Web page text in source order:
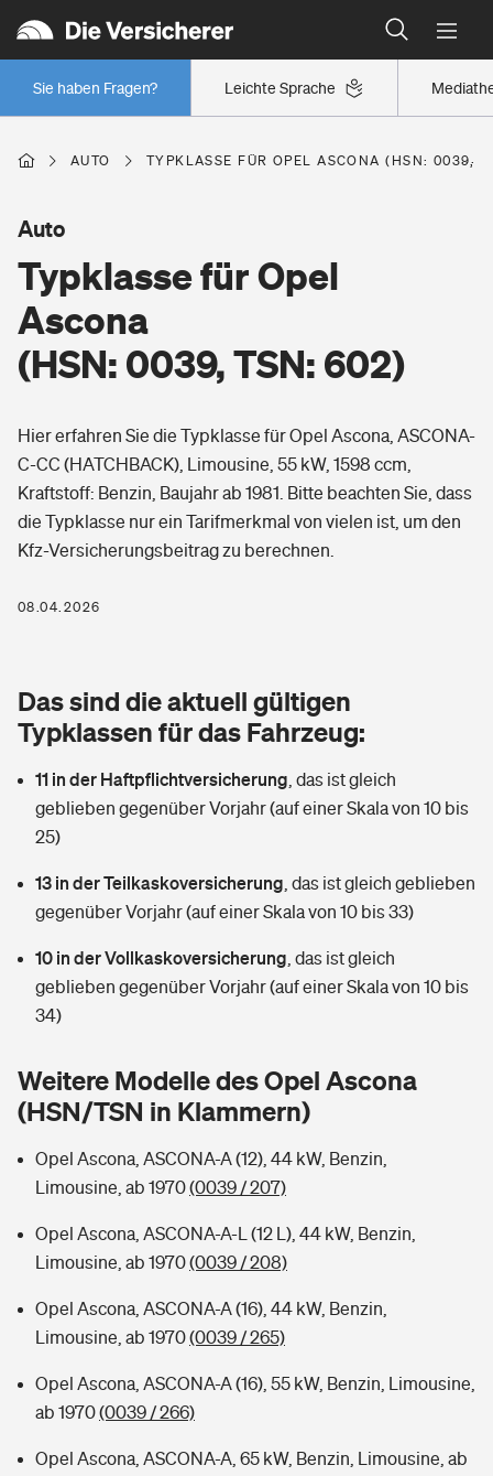
Leichte Sprache
Sie haben Fragen?
Wer versichert was: Jetzt Versicherer finden
Regionalklassen: So ist Ihre Region eingestuft
Wer versichert was: Jetzt Versicherer finden
Berufsunfähigkeitsversicherung
Arbeitsrechtsschutz
Berufshaftpflichtversicherung
Rentenrechner: Wie viel Geld bekomme ich im Alter?
Wer versichert was: Jetzt Versicherer finden
Sie haben Fragen?
Wohnen
Wohngebäudeversicherung
Hausratversicherung
Elementarversicherung
Photovoltaik
Wärmepumpen versichern
Vermieterrrechtsschutz
Mietkautionsversicherung
Restkreditversicherung
Zur Übersicht
Tools
Wer versichert was: Jetzt Versicherer finden
Sie haben Fragen?
Pri­vate Haft­pflicht­
Rechts­schutz­ver­si­che­rung
Kinderunfall­ver­si­che­rung
Reiseversicherung
Handyversicherung
Musikinstrumentenversicherung
Zur Übersicht
Tools
Kinderunfall-Check: Mehr Sicherheit für deine Kids
Sie haben Fragen?
Gesundheit
Private Krankenversicherung
Tierkrankenversicherung
Zur Übersicht
Sie haben Fragen?
AUTO TYPKLASSE FÜR OPEL ASCONA (HSN: 0039,
Typklasse für Opel
Ascona
(HSN: 0039, TSN: 602)
Auto
Hier erfahren Sie die Typklasse für Opel Ascona, ASCONA-
C-CC (HATCHBACK), Limousine, 55 kW, 1598 ccm,
Kraftstoff: Benzin, Baujahr ab 1981. Bitte beachten Sie, dass
die Typklasse nur ein Tarifmerkmal von vielen ist, um den
Kfz-Versicherungsbeitrag zu berechnen.
08.04.2026
Das sind die aktuell gültigen
Typklassen für das Fahrzeug:
11 in der Haftpflichtversicherung das ist gleich
geblieben gegenüber Vorjahr (auf einer Skala von 10 bis
25)
13 in der Teilkaskoversicherung das ist gleich geblieben
gegenüber Vorjahr (auf einer Skala von 10 bis 33)
10 in der Vollkaskoversicherung das ist gleich
geblieben gegenüber Vorjahr (auf einer Skala von 10 bis
34)
Weitere Modelle des Opel Ascona
(HSN/TSN in Klammern)
Opel Ascona, ASCONA-A (12), 44 kW, Benzin,
Limousine, ab 1970(0039 / 207)
Opel Ascona, ASCONA-A-L (12 L), 44 kW, Benzin,
Limousine, ab 1970(0039 / 208)
Opel Ascona, ASCONA-A (16), 44 kW, Benzin,
Limousine, ab 1970(0039 / 265)
Opel Ascona, ASCONA-A (16), 55 kW, Benzin, Limousine,
ab 1970(0039 / 266)
Opel Ascona, ASCONA-A, 65 kW, Benzin, Limousine, ab